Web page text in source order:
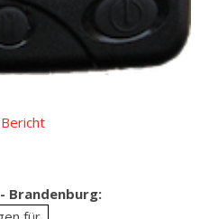
Brandenburg: